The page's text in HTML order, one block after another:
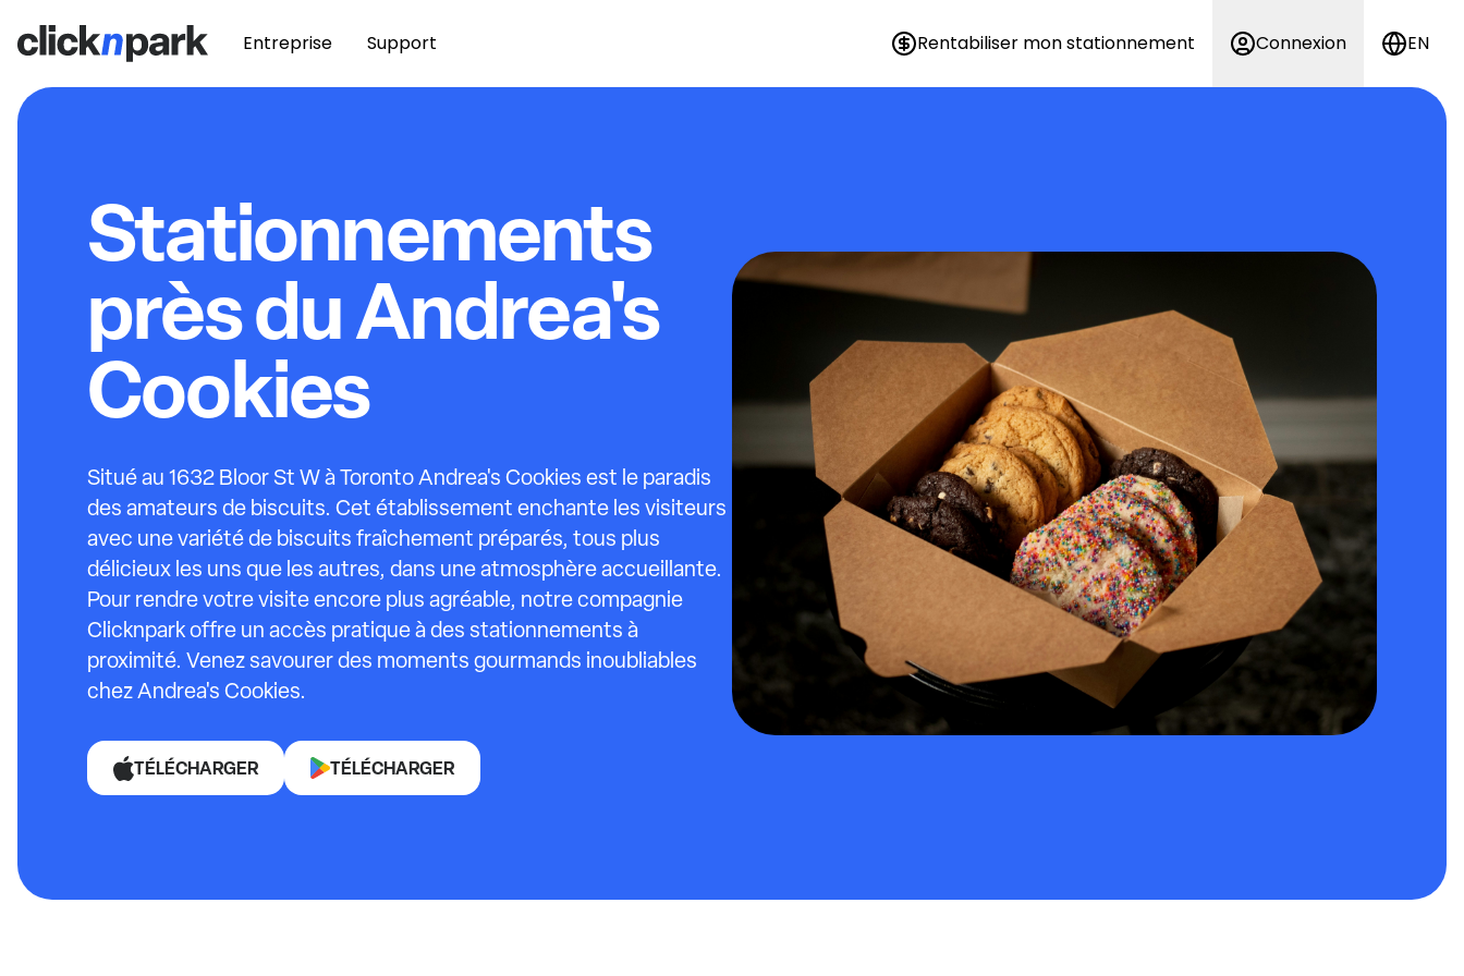
Entreprise Support Rentabiliser mon stationnement Connexion EN
Stationnements
près du Andrea's
Cookies
Situé au 1632 Bloor St W à Toronto Andrea's Cookies est le paradis
des amateurs de biscuits. Cet établissement enchante les visiteurs
avec une variété de biscuits fraîchement préparés, tous plus
délicieux les uns que les autres, dans une atmosphère accueillante.
Pour rendre votre visite encore plus agréable, notre compagnie
Clicknpark offre un accès pratique à des stationnements à
proximité. Venez savourer des moments gourmands inoubliables
chez Andrea's Cookies.
TÉLÉCHARGER TÉLÉCHARGER